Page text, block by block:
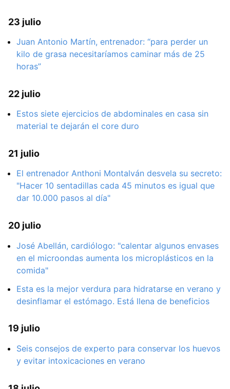
23 julio
Juan Antonio Martín, entrenador: “para perder un
kilo de grasa necesitaríamos caminar más de 25
horas”
22 julio
Estos siete ejercicios de abdominales en casa sin
material te dejarán el core duro
21 julio
El entrenador Anthoni Montalván desvela su secreto:
"Hacer 10 sentadillas cada 45 minutos es igual que
dar 10.000 pasos al día"
20 julio
José Abellán, cardiólogo: "calentar algunos envases
en el microondas aumenta los microplásticos en la
comida"
Esta es la mejor verdura para hidratarse en verano y
desinflamar el estómago. Está llena de beneficios
19 julio
Seis consejos de experto para conservar los huevos
y evitar intoxicaciones en verano